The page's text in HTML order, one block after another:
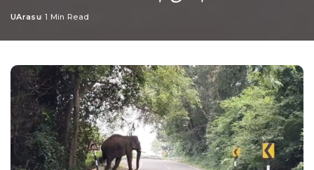
Posted
UArasu 1 Min Read